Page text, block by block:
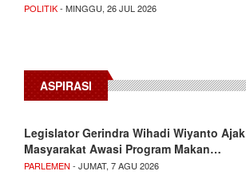
POLITIK- MINGGU, 26 JUL 2026
ASPIRASI
Legislator Gerindra Wihadi Wiyanto Ajak
Masyarakat Awasi Program Makan…
PARLEMEN - JUMAT, 7 AGU 2026